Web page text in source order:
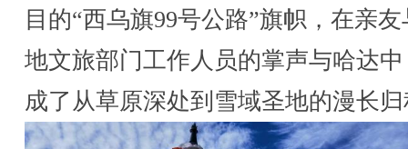
目的“西乌旗99号公路”旗帜，在亲
地文旅部门工作人员的掌声与哈达
成了从草原深处到雪域圣地的漫长